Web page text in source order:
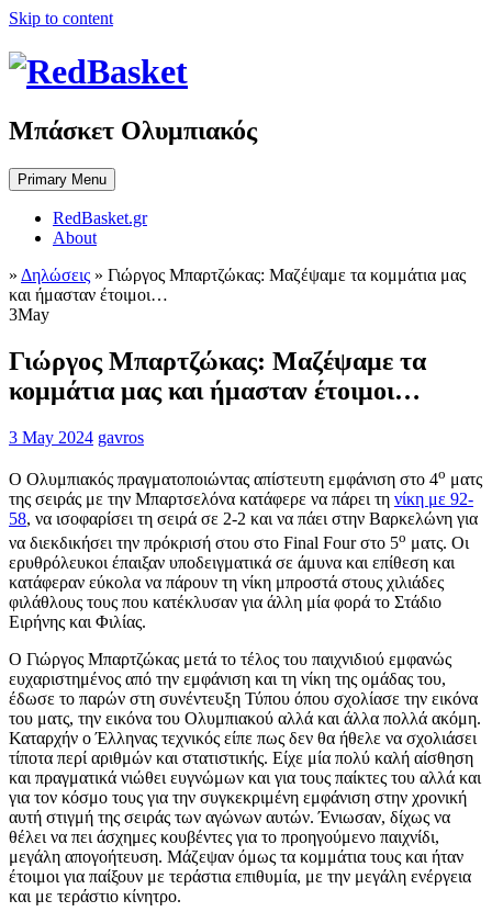
Skip to content
Μπάσκετ Ολυμπιακός
Primary Menu
RedBasket.gr
About
» Δηλώσεις » Γιώργος Μπαρτζώκας: Μαζέψαμε τα κομμάτια μας
και ήμασταν έτοιμοι…
3May
Γιώργος Μπαρτζώκας: Μαζέψαμε τα
κομμάτια μας και ήμασταν έτοιμοι…
3 May 2024 gavros
Ο Ολυμπιακός πραγματοποιώντας απίστευτη εμφάνιση στο 4ο ματς
της σειράς με την Μπαρτσελόνα κατάφερε να πάρει τη νίκη με 92-
58, να ισοφαρίσει τη σειρά σε 2-2 και να πάει στην Βαρκελώνη για
να διεκδικήσει την πρόκρισή στου στο Final Four στο 5ο ματς. Οι
ερυθρόλευκοι έπαιξαν υποδειγματικά σε άμυνα και επίθεση και
κατάφεραν εύκολα να πάρουν τη νίκη μπροστά στους χιλιάδες
φιλάθλους τους που κατέκλυσαν για άλλη μία φορά το Στάδιο
Ειρήνης και Φιλίας.
Ο Γιώργος Μπαρτζώκας μετά το τέλος του παιχνιδιού εμφανώς
ευχαριστημένος από την εμφάνιση και τη νίκη της ομάδας του,
έδωσε το παρών στη συνέντευξη Τύπου όπου σχολίασε την εικόνα
του ματς, την εικόνα του Ολυμπιακού αλλά και άλλα πολλά ακόμη.
Καταρχήν ο Έλληνας τεχνικός είπε πως δεν θα ήθελε να σχολιάσει
τίποτα περί αριθμών και στατιστικής. Είχε μία πολύ καλή αίσθηση
και πραγματικά νιώθει ευγνώμων και για τους παίκτες του αλλά και
για τον κόσμο τους για την συγκεκριμένη εμφάνιση στην χρονική
αυτή στιγμή της σειράς των αγώνων αυτών. Ένιωσαν, δίχως να
θέλει να πει άσχημες κουβέντες για το προηγούμενο παιχνίδι,
μεγάλη απογοήτευση. Μάζεψαν όμως τα κομμάτια τους και ήταν
έτοιμοι για παίξουν με τεράστια επιθυμία, με την μεγάλη ενέργεια
και με τεράστιο κίνητρο.